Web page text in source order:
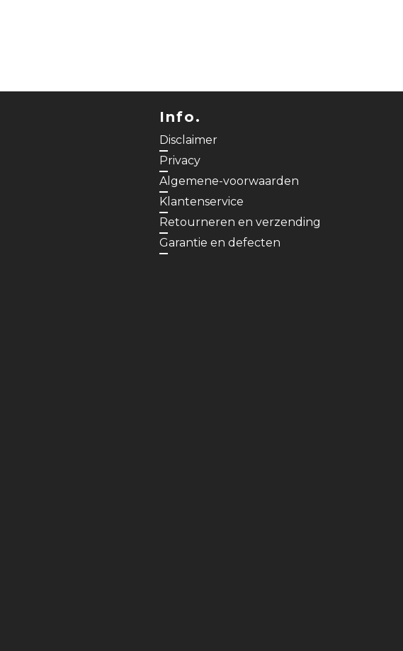
Info.
Disclaimer
Privacy
Algemene-voorwaarden
Klantenservice
Retourneren en verzending
Garantie en defecten